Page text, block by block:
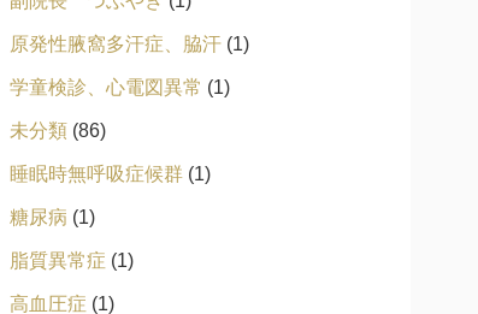
原発性腋窩多汗症、脇汗(1)
学童検診、心電図異常 (1)
未分類(86)
睡眠時無呼吸症候群(1)
糖尿病 (1)
脂質異常症 (1)
高血圧症 (1)